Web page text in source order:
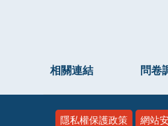
相關連結 問卷
隱私權保護政策 網站